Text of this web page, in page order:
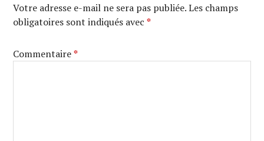
Votre adresse e-mail ne sera pas publiée. Les champs
obligatoires sont indiqués avec*
Commentaire*